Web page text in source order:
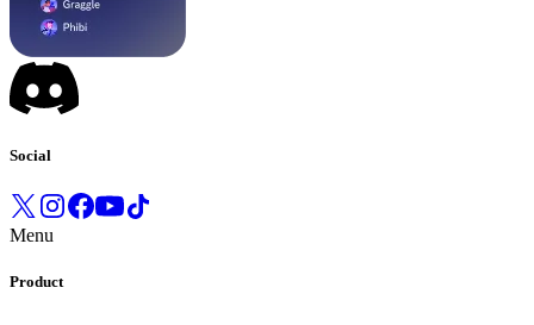
Social
Menu
Product